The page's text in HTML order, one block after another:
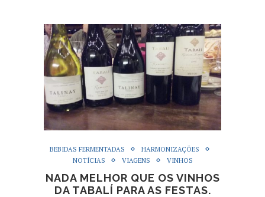
BEBIDAS FERMENTADAS
HARMONIZAÇÕES
NOTÍCIAS
VIAGENS VINHOS
NADA MELHOR QUE OS VINHOS
DA TABALÍ PARA AS FESTAS.